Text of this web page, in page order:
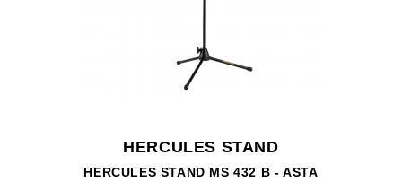
HERCULES STAND
HERCULES STAND MS 432 B - ASTA